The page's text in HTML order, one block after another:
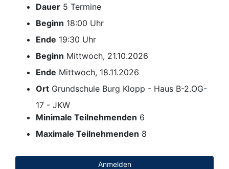
Dauer 5 Termine
Beginn 18:00 Uhr
Ende 19:30 Uhr
Beginn Mittwoch, 21.10.2026
Ende Mittwoch, 18.11.2026
Ort Grundschule Burg Klopp - Haus B-2.OG-
17 - JKW
Minimale Teilnehmenden 6
Maximale Teilnehmenden 8
Anmelden